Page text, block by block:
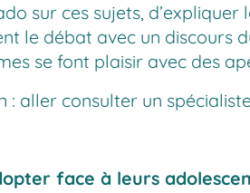
sur ces sujets, d’expliquer
le débat avec un discours
se font plaisir avec des
: aller consulter un
face à leurs